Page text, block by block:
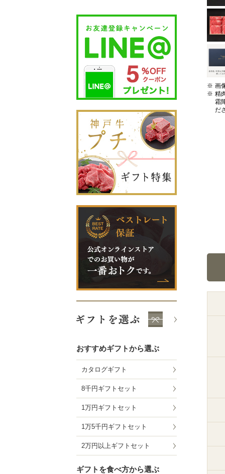
画
精
霜
だ
おすすめギフトから選ぶ
カタログギフト
8千円ギフトセット
1万円ギフトセット
1万5千円ギフトセット
2万円以上ギフトセット
ギフトを食べ方から選ぶ